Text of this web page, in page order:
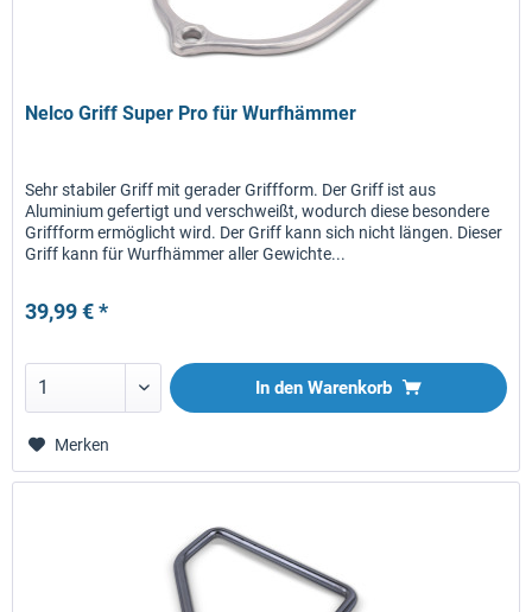
Nelco Griff Super Pro für Wurfhämmer
Sehr stabiler Griff mit gerader Griffform. Der Griff ist aus
Aluminium gefertigt und verschweißt, wodurch diese besondere
Griffform ermöglicht wird. Der Griff kann sich nicht längen. Dieser
Griff kann für Wurfhämmer aller Gewichte...
39,99 € *
In den Warenkorb
Merken